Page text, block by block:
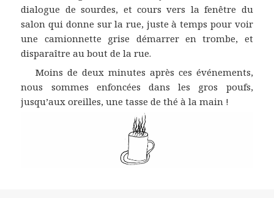
dialogue de sourdes, et cours vers la fenêtre du
salon qui donne sur la rue, juste à temps pour voir
une camionnette grise démarrer en trombe, et
disparaître au bout de la rue.
Moins de deux minutes après ces événements,
nous sommes enfoncées dans les gros poufs,
jusqu’aux oreilles, une tasse de thé à la main !